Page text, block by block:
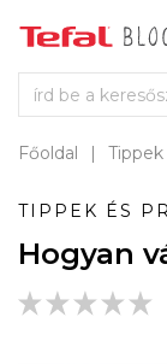
Főoldal
TIPPEK ÉS
Hogyan